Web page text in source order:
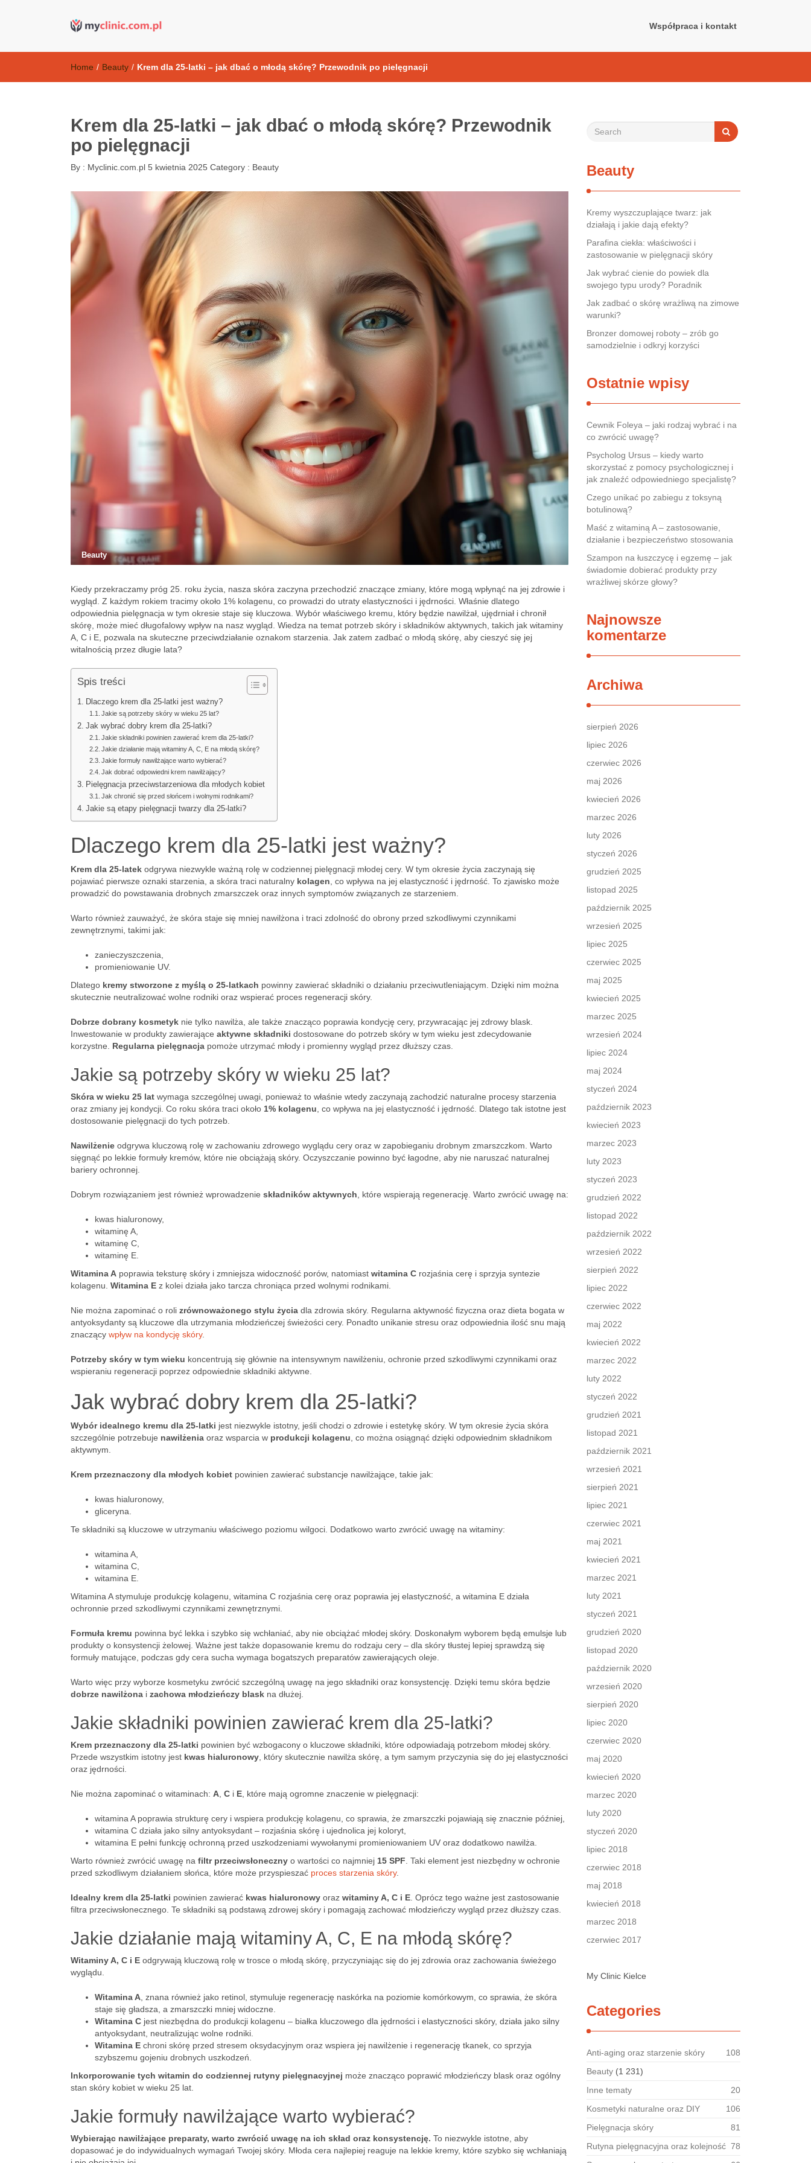
Współpraca i kontakt
Home / Beauty / Krem dla 25-latki – jak dbać o młodą skórę? Przewodnik po pielęgnacji
Krem dla 25-latki – jak dbać o młodą skórę? Przewodnik
po pielęgnacji
By : Myclinic.com.pl 5 kwietnia 2025 Category : Beauty
Beauty
Kiedy przekraczamy próg 25. roku życia, nasza skóra zaczyna przechodzić znaczące zmiany, które mogą wpłynąć na jej zdrowie i
wygląd. Z każdym rokiem tracimy około 1% kolagenu, co prowadzi do utraty elastyczności i jędrności. Właśnie dlatego
odpowiednia pielęgnacja w tym okresie staje się kluczowa. Wybór właściwego kremu, który będzie nawilżał, ujędrniał i chronił
skórę, może mieć długofalowy wpływ na nasz wygląd. Wiedza na temat potrzeb skóry i składników aktywnych, takich jak witaminy
A, C i E, pozwala na skuteczne przeciwdziałanie oznakom starzenia. Jak zatem zadbać o młodą skórę, aby cieszyć się jej
witalnością przez długie lata?
Spis treści
Dlaczego krem dla 25-latki jest ważny?
Jakie są potrzeby skóry w wieku 25 lat?
Jak wybrać dobry krem dla 25-latki?
Jakie składniki powinien zawierać krem dla 25-latki?
Jakie działanie mają witaminy A, C, E na młodą skórę?
Jakie formuły nawilżające warto wybierać?
Jak dobrać odpowiedni krem nawilżający?
Pielęgnacja przeciwstarzeniowa dla młodych kobiet
Jak chronić się przed słońcem i wolnymi rodnikami?
Jakie są etapy pielęgnacji twarzy dla 25-latki?
Dlaczego krem dla 25-latki jest ważny?
Krem dla 25-latek odgrywa niezwykle ważną rolę w codziennej pielęgnacji młodej cery. W tym okresie życia zaczynają się
pojawiać pierwsze oznaki starzenia, a skóra traci naturalny kolagen , co wpływa na jej elastyczność i jędrność. To zjawisko może
prowadzić do powstawania drobnych zmarszczek oraz innych symptomów związanych ze starzeniem.
Warto również zauważyć, że skóra staje się mniej nawilżona i traci zdolność do obrony przed szkodliwymi czynnikami
zewnętrznymi, takimi jak:
zanieczyszczenia,
promieniowanie UV.
Dlatego kremy stworzone z myślą o 25-latkach powinny zawierać składniki o działaniu przeciwutleniającym. Dzięki nim można
skutecznie neutralizować wolne rodniki oraz wspierać proces regeneracji skóry.
Dobrze dobrany kosmetyk nie tylko nawilża, ale także znacząco poprawia kondycję cery, przywracając jej zdrowy blask.
Inwestowanie w produkty zawierające aktywne składniki dostosowane do potrzeb skóry w tym wieku jest zdecydowanie
korzystne. Regularna pielęgnacja pomoże utrzymać młody i promienny wygląd przez dłuższy czas.
Jakie są potrzeby skóry w wieku 25 lat?
Skóra w wieku 25 lat wymaga szczególnej uwagi, ponieważ to właśnie wtedy zaczynają zachodzić naturalne procesy starzenia
oraz zmiany jej kondycji. Co roku skóra traci około 1% kolagenu , co wpływa na jej elastyczność i jędrność. Dlatego tak istotne jest
dostosowanie pielęgnacji do tych potrzeb.
Nawilżenie odgrywa kluczową rolę w zachowaniu zdrowego wyglądu cery oraz w zapobieganiu drobnym zmarszczkom. Warto
sięgnąć po lekkie formuły kremów, które nie obciążają skóry. Oczyszczanie powinno być łagodne, aby nie naruszać naturalnej
bariery ochronnej.
Dobrym rozwiązaniem jest również wprowadzenie składników aktywnych , które wspierają regenerację. Warto zwrócić uwagę na:
kwas hialuronowy,
witaminę A,
witaminę C,
witaminę E.
Witamina A poprawia teksturę skóry i zmniejsza widoczność porów, natomiast witamina C rozjaśnia cerę i sprzyja syntezie
kolagenu. Witamina E z kolei działa jako tarcza chroniąca przed wolnymi rodnikami.
Nie można zapominać o roli zrównoważonego stylu życia dla zdrowia skóry. Regularna aktywność fizyczna oraz dieta bogata w
antyoksydanty są kluczowe dla utrzymania młodzieńczej świeżości cery. Ponadto unikanie stresu oraz odpowiednia ilość snu mają
znaczący wpływ na kondycję skóry.
Potrzeby skóry w tym wieku koncentrują się głównie na intensywnym nawilżeniu, ochronie przed szkodliwymi czynnikami oraz
wspieraniu regeneracji poprzez odpowiednie składniki aktywne.
Jak wybrać dobry krem dla 25-latki?
Wybór idealnego kremu dla 25-latki jest niezwykle istotny, jeśli chodzi o zdrowie i estetykę skóry. W tym okresie życia skóra
szczególnie potrzebuje nawilżenia oraz wsparcia w produkcji kolagenu , co można osiągnąć dzięki odpowiednim składnikom
aktywnym.
Krem przeznaczony dla młodych kobiet powinien zawierać substancje nawilżające, takie jak:
kwas hialuronowy,
gliceryna.
Te składniki są kluczowe w utrzymaniu właściwego poziomu wilgoci. Dodatkowo warto zwrócić uwagę na witaminy:
witamina A,
witamina C,
witamina E.
Witamina A stymuluje produkcję kolagenu, witamina C rozjaśnia cerę oraz poprawia jej elastyczność, a witamina E działa
ochronnie przed szkodliwymi czynnikami zewnętrznymi.
Formuła kremu powinna być lekka i szybko się wchłaniać, aby nie obciążać młodej skóry. Doskonałym wyborem będą emulsje lub
produkty o konsystencji żelowej. Ważne jest także dopasowanie kremu do rodzaju cery – dla skóry tłustej lepiej sprawdzą się
formuły matujące, podczas gdy cera sucha wymaga bogatszych preparatów zawierających oleje.
Warto więc przy wyborze kosmetyku zwrócić szczególną uwagę na jego składniki oraz konsystencję. Dzięki temu skóra będzie
dobrze nawilżona i zachowa młodzieńczy blask na dłużej.
Jakie składniki powinien zawierać krem dla 25-latki?
Krem przeznaczony dla 25-latki powinien być wzbogacony o kluczowe składniki, które odpowiadają potrzebom młodej skóry.
Przede wszystkim istotny jest kwas hialuronowy , który skutecznie nawilża skórę, a tym samym przyczynia się do jej elastyczności
oraz jędrności.
Nie można zapominać o witaminach: A C i E , które mają ogromne znaczenie w pielęgnacji:
witamina A poprawia strukturę cery i wspiera produkcję kolagenu, co sprawia, że zmarszczki pojawiają się znacznie później,
witamina C działa jako silny antyoksydant – rozjaśnia skórę i ujednolica jej koloryt,
witamina E pełni funkcję ochronną przed uszkodzeniami wywołanymi promieniowaniem UV oraz dodatkowo nawilża.
Warto również zwrócić uwagę na filtr przeciwsłoneczny o wartości co najmniej 15 SPF . Taki element jest niezbędny w ochronie
przed szkodliwym działaniem słońca, które może przyspieszać proces starzenia skóry.
Idealny krem dla 25-latki powinien zawierać kwas hialuronowy oraz witaminy A, C i E . Oprócz tego ważne jest zastosowanie
filtra przeciwsłonecznego. Te składniki są podstawą zdrowej skóry i pomagają zachować młodzieńczy wygląd przez dłuższy czas.
Jakie działanie mają witaminy A, C, E na młodą skórę?
Witaminy A, C i E odgrywają kluczową rolę w trosce o młodą skórę, przyczyniając się do jej zdrowia oraz zachowania świeżego
wyglądu.
Witamina A , znana również jako retinol, stymuluje regenerację naskórka na poziomie komórkowym, co sprawia, że skóra
staje się gładsza, a zmarszczki mniej widoczne.
Witamina C jest niezbędna do produkcji kolagenu – białka kluczowego dla jędrności i elastyczności skóry, działa jako silny
antyoksydant, neutralizując wolne rodniki.
Witamina E chroni skórę przed stresem oksydacyjnym oraz wspiera jej nawilżenie i regenerację tkanek, co sprzyja
szybszemu gojeniu drobnych uszkodzeń.
Inkorporowanie tych witamin do codziennej rutyny pielęgnacyjnej może znacząco poprawić młodzieńczy blask oraz ogólny
stan skóry kobiet w wieku 25 lat.
Jakie formuły nawilżające warto wybierać?
Wybierając nawilżające preparaty, warto zwrócić uwagę na ich skład oraz konsystencję. To niezwykle istotne, aby
dopasować je do indywidualnych wymagań Twojej skóry. Młoda cera najlepiej reaguje na lekkie kremy, które szybko się wchłaniają
Beauty
Kremy wyszczuplające twarz: jak
działają i jakie dają efekty?
Parafina ciekła: właściwości i
zastosowanie w pielęgnacji skóry
Jak wybrać cienie do powiek dla
swojego typu urody? Poradnik
Jak zadbać o skórę wrażliwą na zimowe
warunki?
Bronzer domowej roboty – zrób go
samodzielnie i odkryj korzyści
Ostatnie wpisy
Cewnik Foleya – jaki rodzaj wybrać i na
co zwrócić uwagę?
Psycholog Ursus – kiedy warto
skorzystać z pomocy psychologicznej i
jak znaleźć odpowiedniego specjalistę?
Czego unikać po zabiegu z toksyną
botulinową?
Maść z witaminą A – zastosowanie,
działanie i bezpieczeństwo stosowania
Szampon na łuszczycę i egzemę – jak
świadomie dobierać produkty przy
wrażliwej skórze głowy?
Najnowsze
komentarze
Archiwa
sierpień 2026
lipiec 2026
czerwiec 2026
maj 2026
kwiecień 2026
marzec 2026
luty 2026
styczeń 2026
grudzień 2025
listopad 2025
październik 2025
wrzesień 2025
lipiec 2025
czerwiec 2025
maj 2025
kwiecień 2025
marzec 2025
wrzesień 2024
lipiec 2024
maj 2024
styczeń 2024
październik 2023
kwiecień 2023
marzec 2023
luty 2023
styczeń 2023
grudzień 2022
listopad 2022
październik 2022
wrzesień 2022
sierpień 2022
lipiec 2022
czerwiec 2022
maj 2022
kwiecień 2022
marzec 2022
luty 2022
styczeń 2022
grudzień 2021
listopad 2021
październik 2021
wrzesień 2021
sierpień 2021
lipiec 2021
czerwiec 2021
maj 2021
kwiecień 2021
marzec 2021
luty 2021
styczeń 2021
grudzień 2020
listopad 2020
październik 2020
wrzesień 2020
sierpień 2020
lipiec 2020
czerwiec 2020
maj 2020
kwiecień 2020
marzec 2020
luty 2020
styczeń 2020
lipiec 2018
czerwiec 2018
maj 2018
kwiecień 2018
marzec 2018
czerwiec 2017
My Clinic Kielce
Categories
Anti-aging oraz starzenie skóry
108
Beauty (1 231)
Inne tematy
20
Kosmetyki naturalne oraz DIY
106
Pielęgnacja skóry
81
Rutyna pielęgnacyjna oraz kolejność 78